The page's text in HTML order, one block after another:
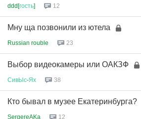
ddd[гость] 12
Мну ща позвонили из ютела
Russian rouble 23
Выбор видеокамеры или ОАКЗФ
СивЫс-Ях 38
Кто бывал в музее Екатеринбурга?
SergereAKa 12